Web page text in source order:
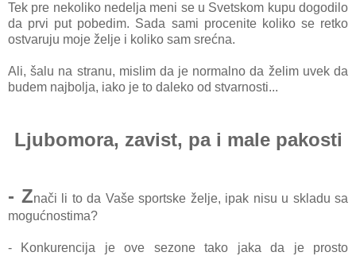
Tek pre nekoliko nedelja meni se u Svetskom kupu dogodilo
da prvi put pobedim. Sada sami procenite koliko se retko
ostvaruju moje želje i koliko sam srećna.
Ali, šalu na stranu, mislim da je normalno da želim uvek da
budem najbolja, iako je to daleko od stvarnosti...
Ljubomora, zavist, pa i male pakosti
- Znači li to da Vaše sportske želje, ipak nisu u skladu sa
mogućnostima?
- Konkurencija je ove sezone tako jaka da je prosto